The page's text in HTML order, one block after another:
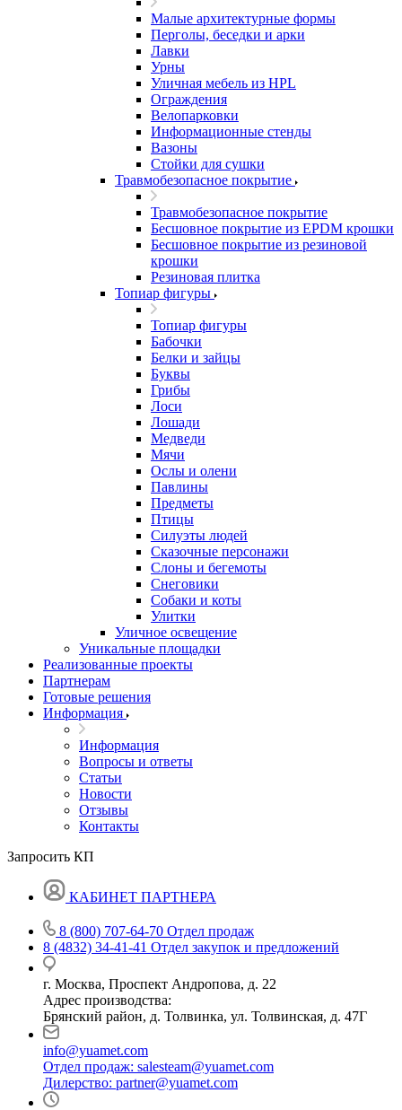
Малые архитектурные формы
Перголы, беседки и арки
Лавки
Урны
Уличная мебель из HPL
Ограждения
Велопарковки
Информационные стенды
Вазоны
Стойки для сушки
Травмобезопасное покрытие
Травмобезопасное покрытие
Бесшовное покрытие из EPDM крошки
Бесшовное покрытие из резиновой
крошки
Резиновая плитка
Топиар фигуры
Топиар фигуры
Бабочки
Белки и зайцы
Буквы
Грибы
Лоси
Лошади
Медведи
Мячи
Ослы и олени
Павлины
Предметы
Птицы
Силуэты людей
Сказочные персонажи
Слоны и бегемоты
Снеговики
Собаки и коты
Улитки
Уличное освещение
Уникальные площадки
Реализованные проекты
Партнерам
Готовые решения
Информация
Информация
Вопросы и ответы
Статьи
Новости
Отзывы
Контакты
Запросить КП
КАБИНЕТ ПАРТНЕРА
8 (800) 707-64-70 Отдел продаж
8 (4832) 34-41-41 Отдел закупок и предложений
г. Москва, Проспект Андропова, д. 22
Адрес производства:
Брянский район, д. Толвинка, ул. Толвинская, д. 47Г
info@yuamet.com
Отдел продаж: salesteam@yuamet.com
Дилерство: partner@yuamet.com